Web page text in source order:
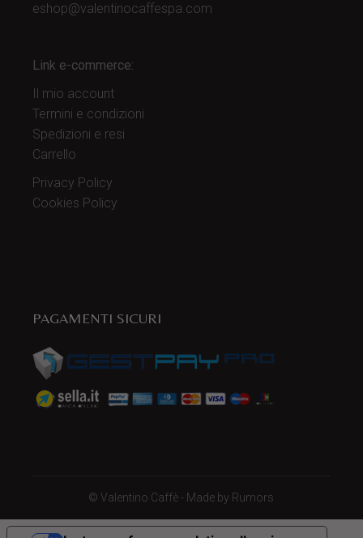
eshop@valentinocaffespa.com
Link e-commerce:
Il mio account
Termini e condizioni
Spedizioni e resi
Carrello
Privacy Policy
Cookies Policy
PAGAMENTI SICURI
©Valentino Caffè- Made by Rumors